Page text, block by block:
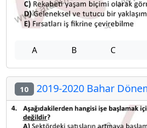
A B C
10 2019-2020 Bahar